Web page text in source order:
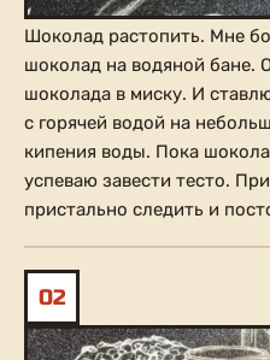
Шоколад растопить. Мне
шоколад на водяной бане.
шоколада в миску. И
с горячей водой на
кипения воды. Пока
успеваю завести тесто.
пристально следить и
02